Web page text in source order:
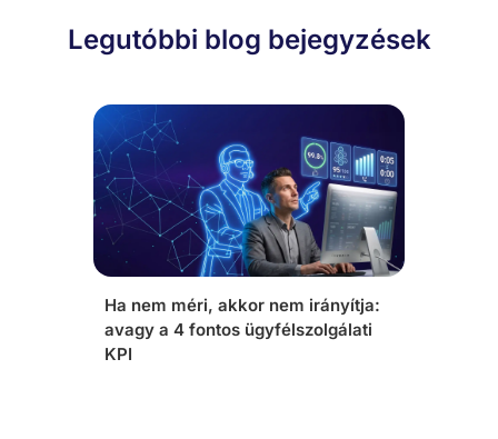
Legutóbbi blog bejegyzések
Ha nem méri, akkor nem irányítja:
avagy a 4 fontos ügyfélszolgálati
KPI